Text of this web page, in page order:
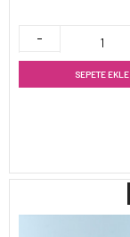
SEPETE EKLE